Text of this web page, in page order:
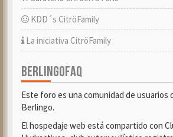
KDD´s CitröFamily
La iniciativa CitröFamily
BERLINGOFAQ
Este foro es una comunidad de usuarios
Berlingo.
El hospedaje web está compartido con